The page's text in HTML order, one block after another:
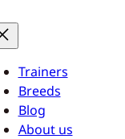
Trainers
Breeds
Blog
About us